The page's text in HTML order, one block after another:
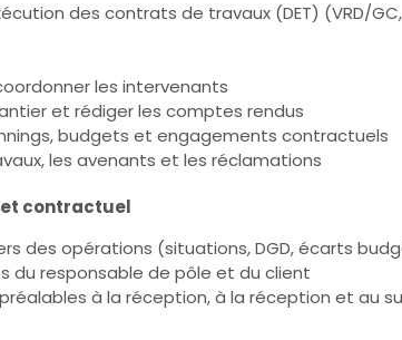
des contrats de travaux (DET) (VRD/GC,
les intervenants
et rédiger les comptes rendus
budgets et engagements contractuels
les avenants et les réclamations
contractuel
des opérations (situations, DGD, écarts
du responsable de pôle et du client
à la réception, à la réception et au